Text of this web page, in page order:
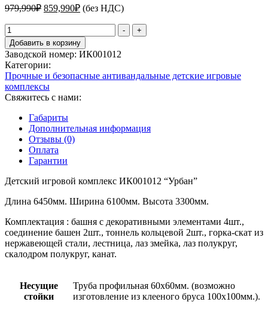
979,990₽ Первоначальная
составляла
979,990₽.
859,990₽Текущая
цена:
859,990₽.
(без НДС)
Количество
товара
Детский
игровой
комплекс
ИК001012
"Урбан"
-
+
Добавить в корзину
Заводской номер: ИК001012
Категории:
Прочные и безопасные антивандальные детские игровые
комплексы
Свяжитесь с нами:
Габариты
Дополнительная информация
Отзывы (0)
Оплата
Гарантии
Детский игровой комплекс ИК001012 “Урбан”
Длина 6450мм. Ширина 6100мм. Высота 3300мм.
Комплектация : башня с декоративными элементами 4шт.,
соединение башен 2шт., тоннель кольцевой 2шт., горка-скат из
нержавеющей стали, лестница, лаз змейка, лаз полукруг,
скалодром полукруг, канат.
Несущие
стойки
Труба профильная 60х60мм. (возможно
изготовление из клееного бруса 100х100мм.).